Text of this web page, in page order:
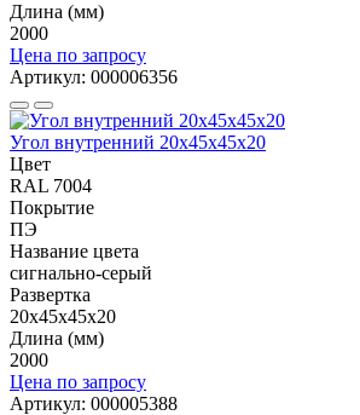
Длина (мм)
2000
Цена по запросу
Артикул: 000006356
Угол внутренний 20х45х45х20
Цвет
RAL 7004
Покрытие
ПЭ
Название цвета
сигнально-серый
Развертка
20х45х45х20
Длина (мм)
2000
Цена по запросу
Артикул: 000005388